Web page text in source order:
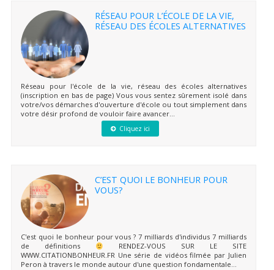
RÉSEAU POUR L’ÉCOLE DE LA VIE,
RÉSEAU DES ÉCOLES ALTERNATIVES
Réseau pour l'école de la vie, réseau des écoles alternatives
(inscription en bas de page) Vous vous sentez sûrement isolé dans
votre/vos démarches d'ouverture d'école ou tout simplement dans
votre désir profond de vouloir faire avancer...
Cliquez ici
C’EST QUOI LE BONHEUR POUR
VOUS?
C'est quoi le bonheur pour vous ? 7 milliards d'individus 7 milliards
de définitions
RENDEZ-VOUS SUR LE SITE
WWW.CITATIONBONHEUR.FR Une série de vidéos filmée par Julien
Peron à travers le monde autour d'une question fondamentale...